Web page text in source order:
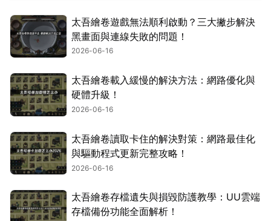
太吾繪卷遊戲無法順利啟動？三大撇步解決
黑畫面與連線失敗的問題！
2026-06-16
太吾繪卷載入緩慢的解決方法：網路優化與
硬體升級！
2026-06-16
太吾繪卷讀取卡住的解決對策：網路最佳化
與驅動程式更新完整攻略！
2026-06-16
太吾繪卷存檔遺失與損毀防護教學：UU雲端
存檔備份功能全面解析！